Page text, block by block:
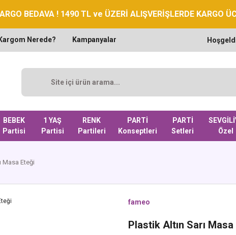
BEDAVA ! 1490 TL ve ÜZERİ ALIŞVERİŞLERDE KARGO
Kargom Nerede? Kampanyalar
BEBEK
Partisi
1 YAŞ
Partisi
RENK
Partileri
PARTİ
Konseptleri
PARTİ
Setleri
Özel
Masa Eteği
fameo
Plastik Altın Sarı Masa